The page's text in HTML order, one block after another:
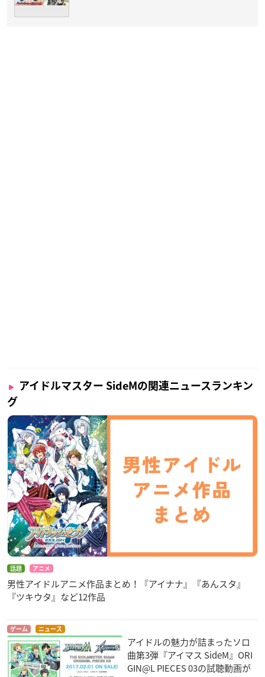
アイドルマスター SideMの関連ニュースランキン
グ
話題 アニメ
男性アイドルアニメ作品まとめ！『アイナナ』『あんスタ』
『ツキウタ』など12作品
ゲーム ニュース
アイドルの魅力が詰まったソロ
曲第3弾『アイマス SideM』ORI
GIN@L PIECES 03の試聴動画が